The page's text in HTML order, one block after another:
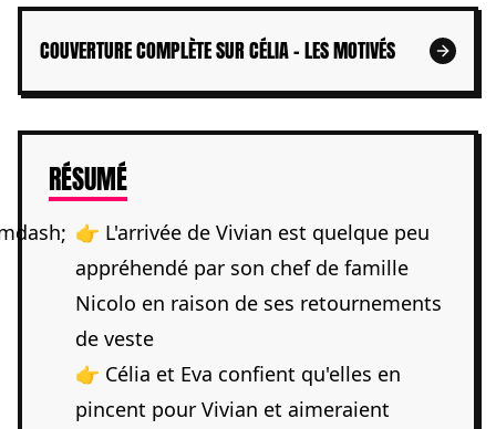
COUVERTURE COMPLÈTE SUR CÉLIA - LES MOTIVÉS
RÉSUMÉDE L'ARTICLE
👉 L'arrivée de Vivian est quelque peu
appréhendé par son chef de famille
Nicolo en raison de ses retournements
de veste
👉 Célia et Eva confient qu'elles en
pincent pour Vivian et aimeraient